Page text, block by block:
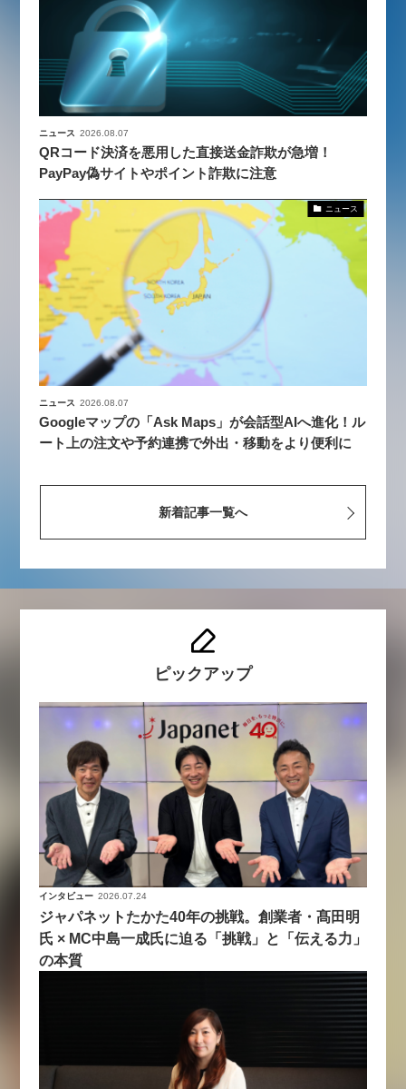
ニュース 2026.08.07
QRコード決済を悪用した直接送金詐欺が急増！
PayPay偽サイトやポイント詐欺に注意
ニュース
ニュース 2026.08.07
Googleマップの「Ask Maps」が会話型AIへ進化！ル
ート上の注文や予約連携で外出・移動をより便利に
新着記事一覧へ
ピックアップ
インタビュー 2026.07.24
ジャパネットたかた40年の挑戦。創業者・髙田明
氏 × MC中島一成氏に迫る「挑戦」と「伝える力」
の本質